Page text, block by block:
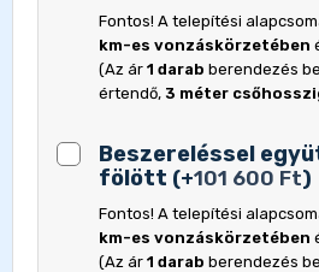
Fontos! A telepítési
km-es vonzáskörzetében
(Az ár 1 darab berendezés
értendő, 3 méter
Beszereléssel
fölött (+101 600 Ft)
Fontos! A telepítési
km-es vonzáskörzetében
(Az ár 1 darab berendezés